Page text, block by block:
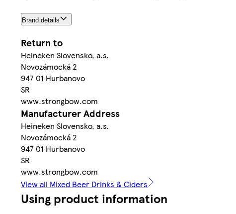
Brand details
Return to
Heineken Slovensko, a.s.
Novozámocká 2
947 01 Hurbanovo
SR
www.strongbow.com
Manufacturer Address
Heineken Slovensko, a.s.
Novozámocká 2
947 01 Hurbanovo
SR
www.strongbow.com
View all Mixed Beer Drinks & Ciders
Using product information